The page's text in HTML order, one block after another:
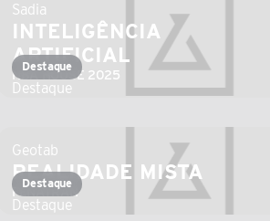
Sadia
INTELIGÊNCIA
ARTIFICIAL
NBA HOUSE 2025
Destaque
Destaque
Geotab
REALIDADE MISTA
FENATRAN
Destaque
Destaque